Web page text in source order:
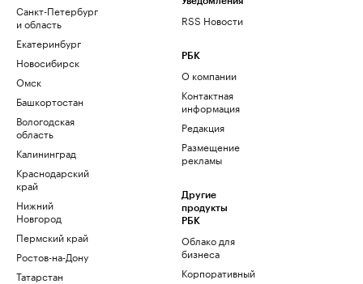
Санкт-Петербург
и область
Екатеринбург
Новосибирск
Омск
Башкортостан
Вологодская
область
Калининград
Краснодарский
край
Нижний
Новгород
Пермский край
Ростов-на-Дону
Татарстан
RSS Новости
РБК
О компании
Контактная
информация
Редакция
Размещение
рекламы
Другие
продукты
РБК
Облако для
бизнеса
Корпоративный